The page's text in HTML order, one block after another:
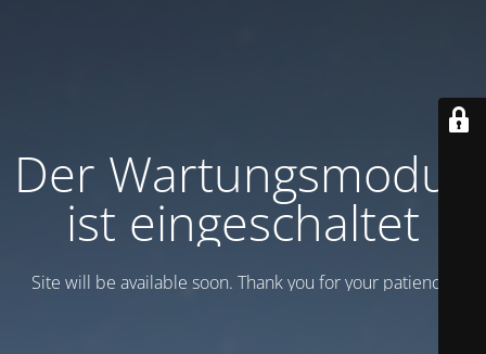
Der Wartungsmodus
ist eingeschaltet
Site will be available soon. Thank you for your patience!